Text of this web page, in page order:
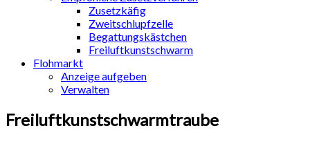
Zusetzkäfig
Zweitschlupfzelle
Begattungskästchen
Freiluftkunstschwarm
Flohmarkt
Anzeige aufgeben
Verwalten
Freiluftkunstschwarmtraube